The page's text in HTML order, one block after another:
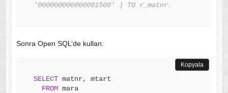
'000000000000001500' ) TO r_matnr.
Sonra Open SQL’de kullan:
SELECT matnr, mtart
FROM mara
Kopyala